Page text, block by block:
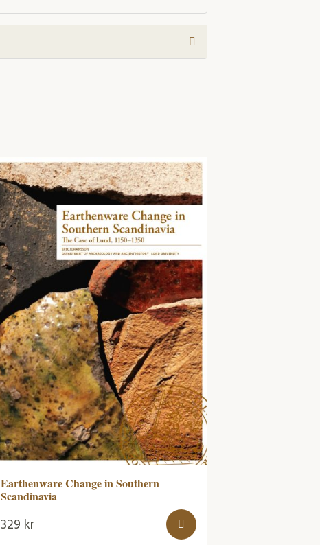
Earthenware Change in Southern
Scandinavia
329 kr